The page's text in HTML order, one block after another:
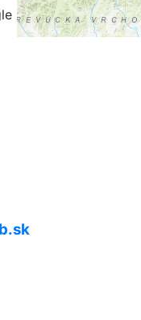
Hybrid